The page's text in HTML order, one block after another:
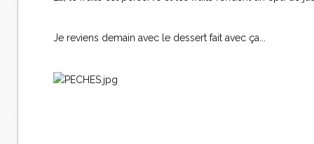
Je reviens demain avec le dessert fait avec ça...